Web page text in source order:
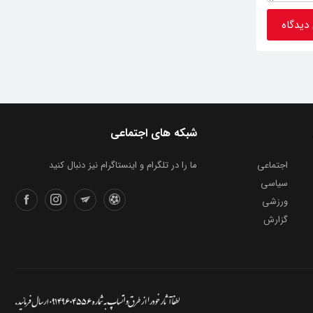
شبکه های اجتماعی
ما را در تلگرام و اینستاگرام نیز دنبال کنید
اجتماعی
سیاسی
ورزشی
گزارش